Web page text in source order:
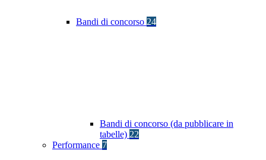
Bandi di concorso 24
Bandi di concorso (da pubblicare in
tabelle) 22
Performance 7